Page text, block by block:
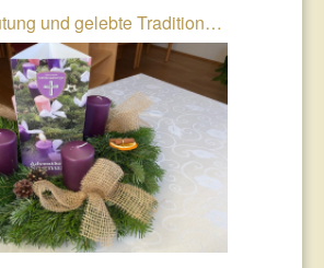
und gelebte Tradition…